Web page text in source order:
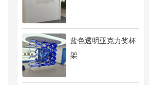
蓝色透明亚克力奖杯
架